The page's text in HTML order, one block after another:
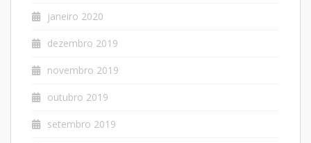
janeiro 2020
dezembro 2019
novembro 2019
outubro 2019
setembro 2019